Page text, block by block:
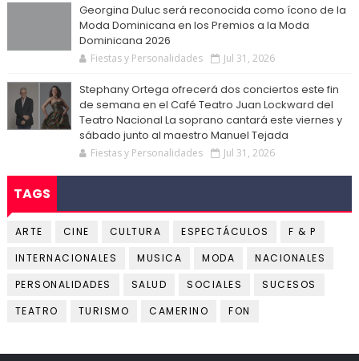
Georgina Duluc será reconocida como ícono de la
Moda Dominicana en los Premios a la Moda
Dominicana 2026
Fiestas y Personalidades Jul 31, 2026
Stephany Ortega ofrecerá dos conciertos este fin
de semana en el Café Teatro Juan Lockward del
Teatro Nacional La soprano cantará este viernes y
sábado junto al maestro Manuel Tejada
Fiestas y Personalidades Jul 31, 2026
TAGS
ARTE CINE CULTURA ESPECTÁCULOS
F & P
INTERNACIONALES
MUSICA MODA
NACIONALES
PERSONALIDADES
SALUD SOCIALES
SUCESOS
TEATRO
TURISMO CAMERINO FON